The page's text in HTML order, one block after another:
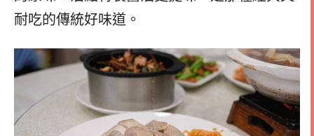
耐吃的傳統好味道。